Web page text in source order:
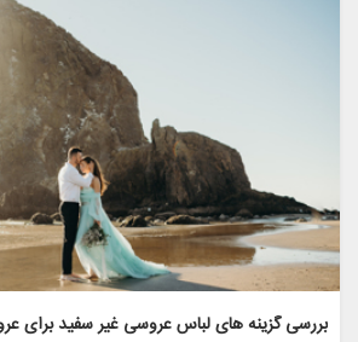
بررسی گزینه های لباس عروسی غیر سفید برای